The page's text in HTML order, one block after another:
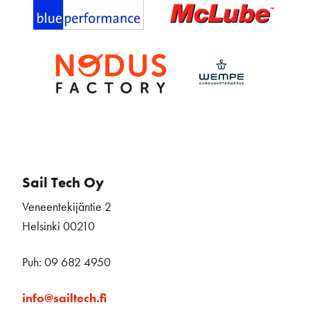
Sail Tech Oy
Veneentekijäntie 2
Helsinki 00210
Puh: 09 682 4950
info@sailtech.fi